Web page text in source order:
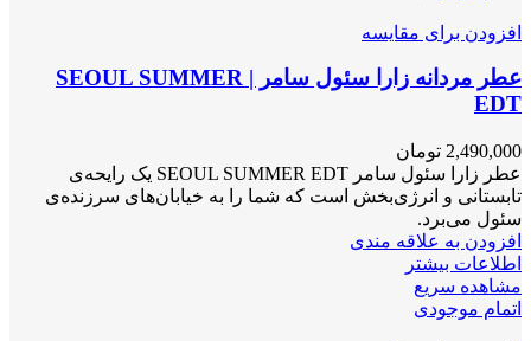
افزودن برای مقایسه
عطر مردانه زارا سئول سامر | SEOUL SUMMER
EDT
2,490,000 تومان
عطر زارا سئول سامر SEOUL SUMMER EDT یک رایحه‌ی
تابستانی و انرژی‌بخش است که شما را به خیابان‌های سرزنده‌ی
سئول می‌برد.
افزودن به علاقه مندی
اطلاعات بیشتر
مشاهده سریع
اتمام موجودی